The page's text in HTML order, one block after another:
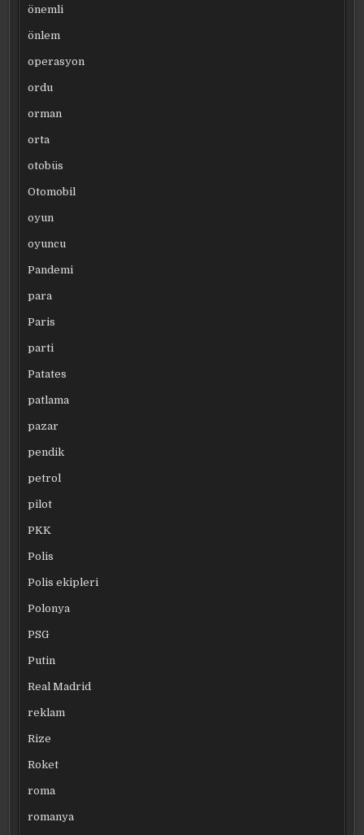
önemli
önlem
operasyon
ordu
orman
orta
otobüs
Otomobil
oyun
oyuncu
Pandemi
para
Paris
parti
Patates
patlama
pazar
pendik
petrol
pilot
PKK
Polis
Polis ekipleri
Polonya
PSG
Putin
Real Madrid
reklam
Rize
Roket
roma
romanya